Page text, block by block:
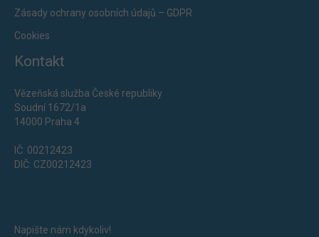
Zásady ochrany osobních údajů – GDPR
Cookies
Kontakt
Vězeňská služba České republiky
Soudní 1672/1a
14000 Praha 4
IČ: 00212423
DIČ: CZ00212423
Napište nám kdykoliv!